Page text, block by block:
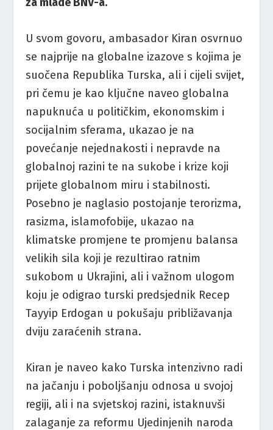
U svom govoru, ambasador Kiran osvrnuo
se najprije na globalne izazove s kojima je
suočena Republika Turska, ali i cijeli svijet,
pri čemu je kao ključne naveo globalna
napuknuća u političkim, ekonomskim i
socijalnim sferama, ukazao je na
povećanje nejednakosti i nepravde na
globalnoj razini te na sukobe i krize koji
prijete globalnom miru i stabilnosti.
Posebno je naglasio postojanje terorizma,
rasizma, islamofobije, ukazao na
klimatske promjene te promjenu balansa
velikih sila koji je rezultirao ratnim
sukobom u Ukrajini, ali i važnom ulogom
koju je odigrao turski predsjednik Recep
Tayyip Erdogan u pokušaju približavanja
dviju zaraćenih strana.
Kiran je naveo kako Turska intenzivno radi
na jačanju i poboljšanju odnosa u svojoj
regiji, ali i na svjetskoj razini, istaknuvši
zalaganje za reformu Ujedinjenih naroda